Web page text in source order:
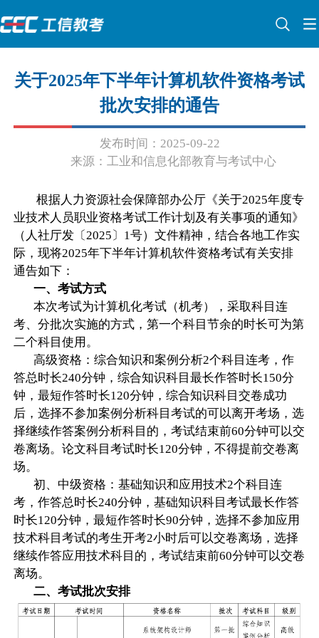
关于2025年下半年计算机软件资格考试
批次安排的通告
发布时间：2025-09-22
来源：工业和信息化部教育与考试中心
根据人力资源社会保障部办公厅《关于2025年度专
业技术人员职业资格考试工作计划及有关事项的通知》
（人社厅发〔2025〕1号）文件精神，结合各地工作实
际，现将2025年下半年计算机软件资格考试有关安排
通告如下：
一、考试方式
本次考试为计算机化考试（机考），采取科目连
考、分批次实施的方式，第一个科目节余的时长可为第
二个科目使用。
高级资格：综合知识和案例分析2个科目连考，作
答总时长240分钟，综合知识科目最长作答时长150分
钟，最短作答时长120分钟，综合知识科目交卷成功
后，选择不参加案例分析科目考试的可以离开考场，选
择继续作答案例分析科目的，考试结束前60分钟可以交
卷离场。论文科目考试时长120分钟，不得提前交卷离
场。
初、中级资格：基础知识和应用技术2个科目连
考，作答总时长240分钟，基础知识科目考试最长作答
时长120分钟，最短作答时长90分钟，选择不参加应用
技术科目考试的考生开考2小时后可以交卷离场，选择
继续作答应用技术科目的，考试结束前60分钟可以交卷
离场。
二、考试批次安排